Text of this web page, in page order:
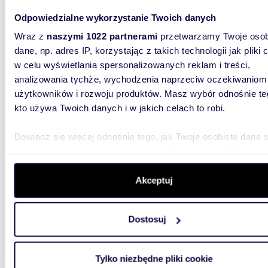
Odpowiedzialne wykorzystanie Twoich danych
Wraz z naszymi 1022 partnerami przetwarzamy Twoje
dane, np. adres IP, korzystając z takich technologii jak pliki
w celu wyświetlania spersonalizowanych reklam i treści,
analizowania tychże, wychodzenia naprzeciw oczekiwaniom
użytkowników i rozwoju produktów. Masz wybór odnośnie
kto używa Twoich danych i w jakich celach to robi.
Dowiedz się więcej odnośnie tego, jak Twoje osobiste dane
szczegółów. W Deklaracji plików cookie możesz zmienić
wycofać swoją zgodę w dowolnej chwili.
aby oferować funkcje społecznościowe i analizować ruch w
witrynie. Informacje o tym, jak korzystasz z naszej witryny,
analitycznym. Partnerzy mogą połączyć te informacje z
Akceptuj
Dostosuj
Tylko niezbędne pliki cookie
3-pokojowe mieszkanie z loggią, gotowe do
410
32,52